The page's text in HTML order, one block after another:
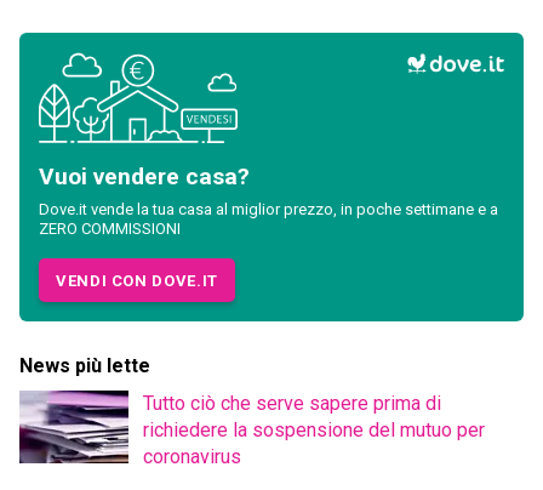
Vuoi vendere casa?
Dove.it vende la tua casa al miglior prezzo, in poche settimane e a
ZERO COMMISSIONI
VENDI CON DOVE.IT
News più lette
Tutto ciò che serve sapere prima di
richiedere la sospensione del mutuo per
coronavirus